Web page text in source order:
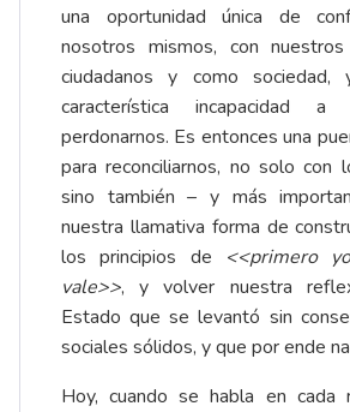
una oportunidad única de
nosotros mismos, con
ciudadanos y como sociedad,
característica incapacidad
perdonarnos. Es entonces una
para reconciliarnos, no solo con
sino también – y más
nuestra llamativa forma de
los principios de <<primero
vale>>, y volver nuestra
Estado que se levantó sin
sociales sólidos, y que por ende
Hoy, cuando se habla en cada